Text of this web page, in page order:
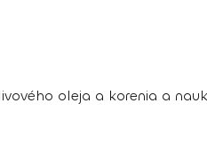
oleja a korenia a